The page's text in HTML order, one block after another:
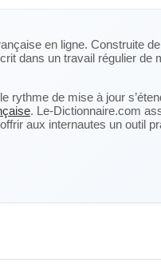
en ligne. Construite
dans un travail régulier de
rythme de mise à jour
. Le-Dictionnaire.com
aux internautes un outil